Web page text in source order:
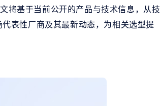
将基于当前公开的产品与技术信息，从技
表性厂商及其最新动态，为相关选型提